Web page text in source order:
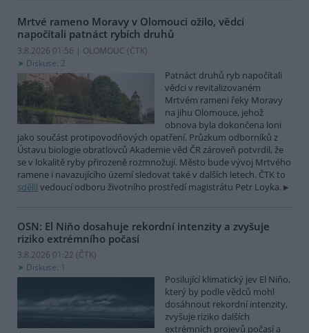
Mrtvé rameno Moravy v Olomouci ožilo, vědci
napočítali patnáct rybích druhů
3.8.2026 01:56 | OLOMOUC (ČTK)
Diskuse: 2
Patnáct druhů ryb napočítali
vědci v revitalizovaném
Mrtvém rameni řeky Moravy
na jihu Olomouce, jehož
obnova byla dokončena loni
jako součást protipovodňových opatření. Průzkum odborníků z
Ústavu biologie obratlovců Akademie věd ČR zároveň potvrdil, že
se v lokalitě ryby přirozeně rozmnožují. Město bude vývoj Mrtvého
ramene i navazujícího území sledovat také v dalších letech. ČTK to
sdělil vedoucí odboru životního prostředí magistrátu Petr Loyka.
OSN: El Niňo dosahuje rekordní intenzity a zvyšuje
riziko extrémního počasí
3.8.2026 01:22 (ČTK)
Diskuse: 1
Posilující klimatický jev El Niňo,
který by podle vědců mohl
dosáhnout rekordní intenzity,
zvyšuje riziko dalších
extrémních projevů počasí a